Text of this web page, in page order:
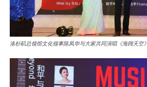
洛杉矶总领馆文化领事陈凤华与大家共同演唱《海阔天空》